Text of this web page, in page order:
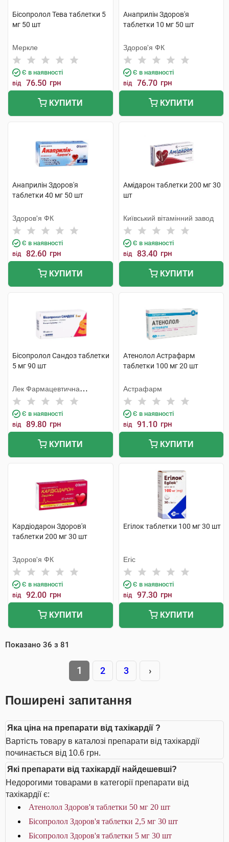
Бісопролол Тева таблетки 5
мг 50 шт
Меркле
Є в наявності
від 76.50 грн
КУПИТИ
Анаприлін Здоров'я
таблетки 10 мг 50 шт
Здоров'я ФК
Є в наявності
від 76.70 грн
КУПИТИ
Анаприлін Здоров'я
таблетки 40 мг 50 шт
Здоров'я ФК
Є в наявності
від 82.60 грн
КУПИТИ
Амідарон таблетки 200 мг 30
шт
Київський вітамінний завод
Є в наявності
від 83.40 грн
КУПИТИ
Бісопролол Сандоз таблетки
5 мг 90 шт
Лек Фармацевтична
компанія
Є в наявності
від 89.80 грн
КУПИТИ
Атенолол Астрафарм
таблетки 100 мг 20 шт
Астрафарм
Є в наявності
від 91.10 грн
КУПИТИ
Кардіодарон Здоров'я
таблетки 200 мг 30 шт
Здоров'я ФК
Є в наявності
від 92.00 грн
КУПИТИ
Егілок таблетки 100 мг 30 шт
Егіс
Є в наявності
від 97.30 грн
КУПИТИ
Показано 36 з 81
1 2 3 ›
Поширені запитання
Яка ціна на препарати від тахікардії ?
Вартість товару в каталозі препарати від тахікардії
починається від 10.6 грн.
Які препарати від тахікардії найдешевші?
Недорогими товарами в категорії препарати від
тахікардії є:
Атенолол Здоров'я таблетки 50 мг 20 шт
Бісопролол Здоров'я таблетки 2,5 мг 30 шт
Бісопролол Здоров'я таблетки 5 мг 30 шт